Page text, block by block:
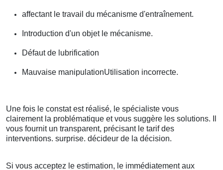
affectant le travail du mécanisme d'entraînement.
Introduction d'un objet le mécanisme.
Défaut de lubrification
Mauvaise manipulationUtilisation incorrecte.
Une fois le constat est réalisé, le spécialiste vous
clairement la problématique et vous suggère les solutions. Il
vous fournit un transparent, précisant le tarif des
interventions. surprise. décideur de la décision.
Si vous acceptez le estimation, le immédiatement aux